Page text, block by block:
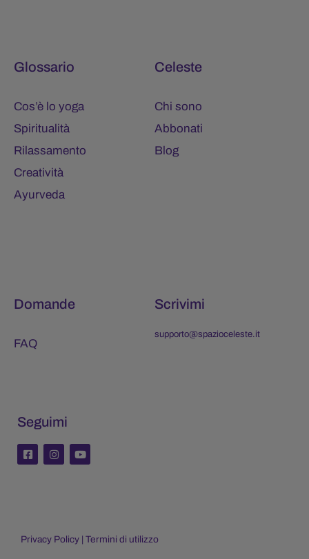
Glossario
Cos’è lo yoga
Spiritualità
Rilassamento
Creatività
Ayurveda
Celeste
Chi sono
Abbonati
Blog
Domande
FAQ
Scrivimi
supporto@spazioceleste.it
Seguimi
F
a
s
I
n
Y
o
Privacy Policy Termini di utilizzo